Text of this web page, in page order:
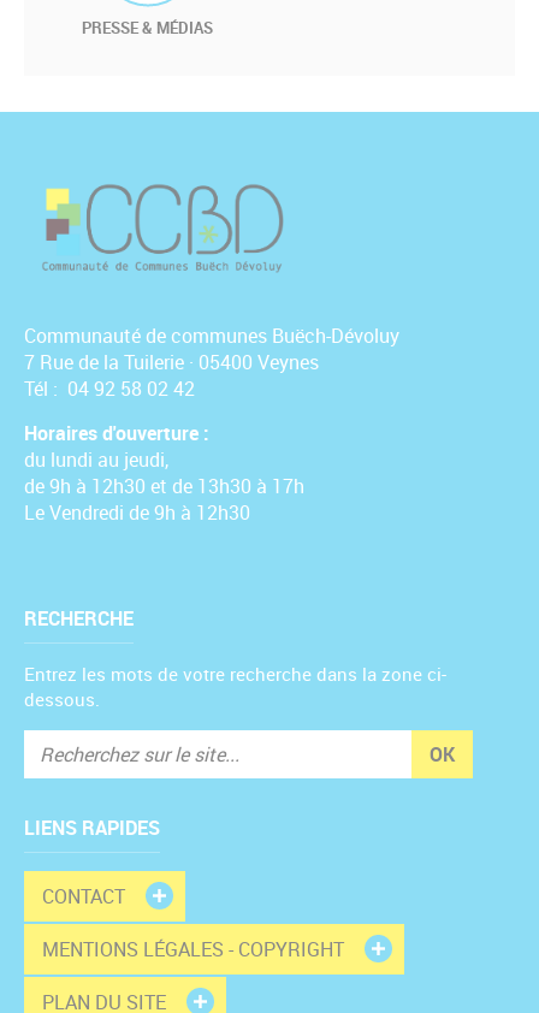
PRESSE & MÉDIAS
Communauté de communes Buëch-Dévoluy
7 Rue de la Tuilerie · 05400 Veynes
Tél : 04 92 58 02 42
Horaires d'ouverture :
du lundi au jeudi,
de 9h à 12h30 et de 13h30 à 17h
Le Vendredi de 9h à 12h30
RECHERCHE
Entrez les mots de votre recherche dans la zone ci-
dessous.
OK
LIENS RAPIDES
CONTACT
MENTIONS LÉGALES - COPYRIGHT
PLAN DU SITE